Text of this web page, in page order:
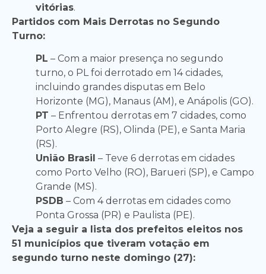
vitórias.
Partidos com Mais Derrotas no Segundo
Turno:
PL – Com a maior presença no segundo
turno, o PL foi derrotado em 14 cidades,
incluindo grandes disputas em Belo
Horizonte (MG), Manaus (AM), e Anápolis (GO).
PT – Enfrentou derrotas em 7 cidades, como
Porto Alegre (RS), Olinda (PE), e Santa Maria
(RS).
União Brasil – Teve 6 derrotas em cidades
como Porto Velho (RO), Barueri (SP), e Campo
Grande (MS).
PSDB – Com 4 derrotas em cidades como
Ponta Grossa (PR) e Paulista (PE).
Veja a seguir a lista dos prefeitos eleitos nos
51 municípios que tiveram votação em
segundo turno neste domingo (27):